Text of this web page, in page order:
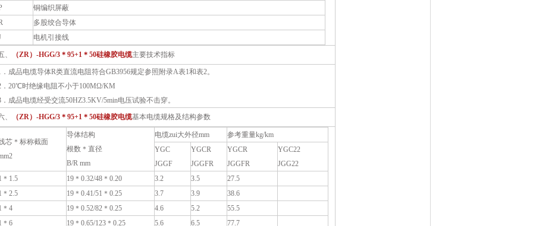
铜编织屏蔽
多股绞合导体
电机引接线
、 （ZR）-HGG/3＊95+1＊50硅橡胶电缆主要技术指标
．成品电缆导体R类直流电阻符合GB3956规定参照附录A表1和表2。
．20℃时绝缘电阻不小于100MΩ/KM
成品电缆经受交流50HZ3.5KV/5min电压试验不击穿。
、
（ZR）-HGG/3＊95+1＊50硅橡胶电缆基本电缆规格及结构参数
芯＊标称截面
导体结构
根数＊直径
B/R mm
电缆zui大外径mm
参考重量kg/km
YGC
JGGF
YGCR
JGGFR
YGCR
JGGFR
YGC22
JGG22
＊1.5
19＊0.32/48＊0.20 3.2 3.5
27.5
＊2.5
19＊0.41/51＊0.25 3.7 3.9
38.6
＊4
19＊0.52/82＊0.25 4.6 5.2
55.5
＊6
19＊0.65/123＊0.25 5.6 6.5
77.7